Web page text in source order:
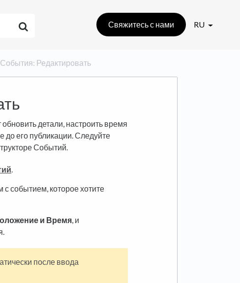
Свяжитесь с нами RU
События: Редактировать
детали, настроить время
его публикации. Следуйте
Событий.
с событием, которое хотите
и Время, и
после ввода